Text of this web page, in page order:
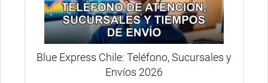
Blue Express Chile: Teléfono, Sucursales y
Envíos 2026